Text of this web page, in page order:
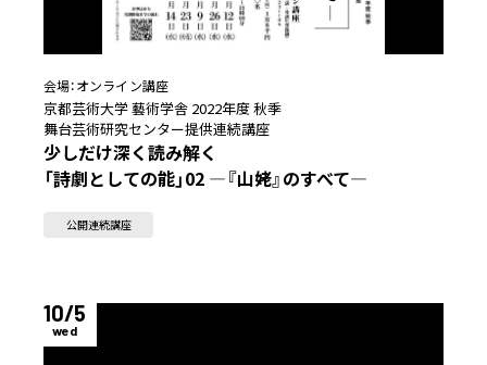
会場：オンライン講座
京都芸術大学 藝術学舎 2022年度 秋季
舞台芸術研究センター提供連続講座
少しだけ深く読み解く
「詩劇としての能」02 ―『山姥』のすべて―
公開連続講座
10/5
wed